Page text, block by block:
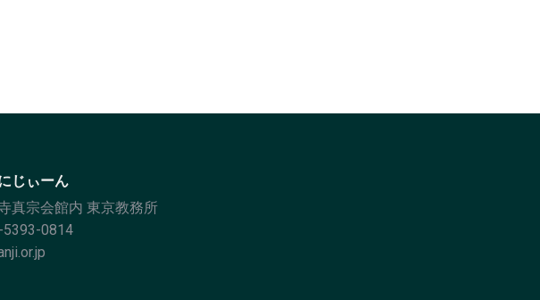
じぃーん
真宗会館内 東京教務所
5393-0814